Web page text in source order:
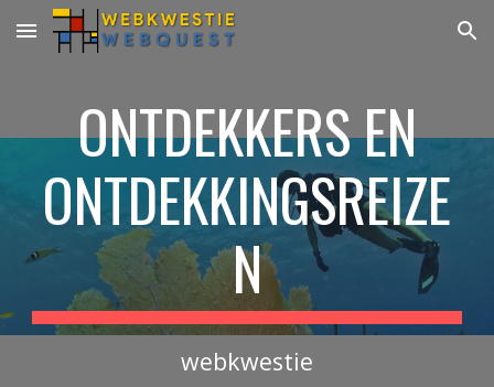
Skip to main content Skip to navigation
ONTDEKKERS EN
ONTDEKKINGSREIZE
N
webkwestie